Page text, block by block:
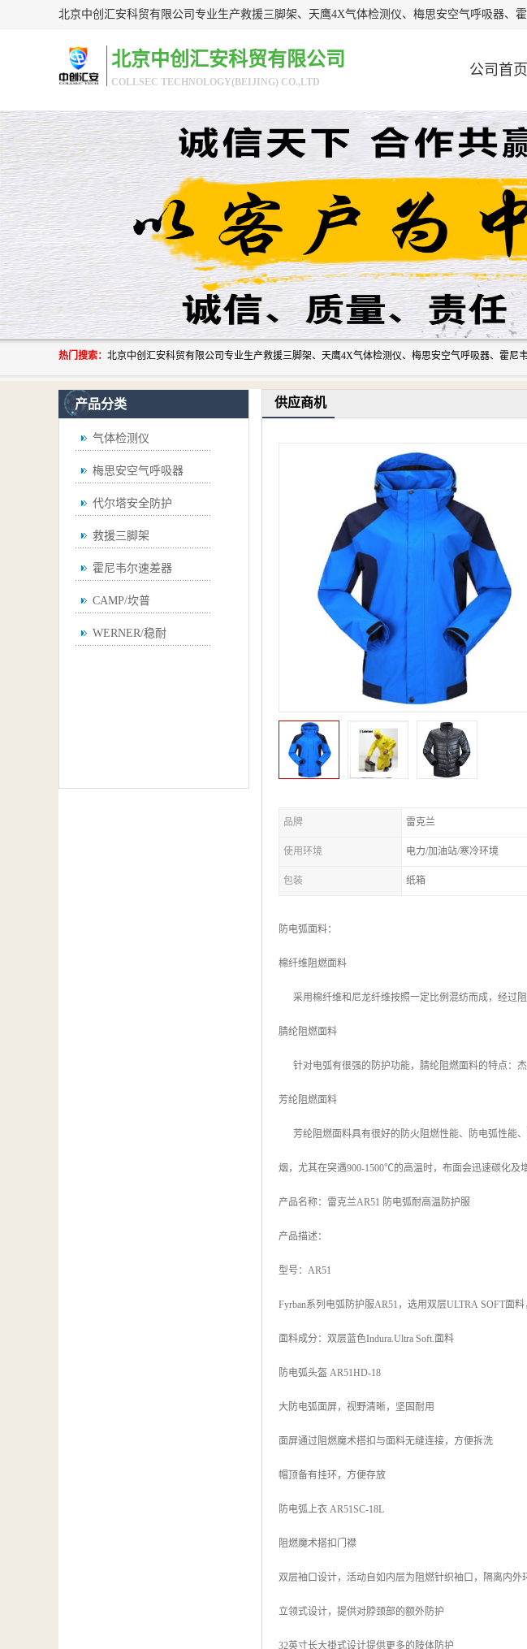
北京中创汇安科贸有限公司
COLLSEC TECHNOLOGY(BEIJING) CO.,LTD
公司首页
热门搜索：
产品分类
气体检测仪
梅思安空气呼吸器
代尔塔安全防护
救援三脚架
霍尼韦尔速差器
CAMP/坎普
WERNER/稳耐
供应商机
品牌 雷克兰
使用环境 电力/加油站/寒冷环境
包装 纸箱
防电弧面料：
棉纤维阻燃面料
采用棉纤维和尼龙纤维按照一定比例混纺而成，经过阻
腈纶阻燃面料
针对电弧有很强的防护功能，腈纶阻燃面料的特点：杰
芳纶阻燃面料
芳纶阻燃面料具有很好的防火阻燃性能、防电弧性能
烟，尤其在突遇900-1500℃的高温时，布面会迅速碳化及
产品名称：雷克兰AR51 防电弧耐高温防护服
产品描述：
型号：AR51
Fyrban系列电弧防护服AR51，选用双层ULTRA SOFT面
面料成分：双层蓝色Indura.Ultra Soft.面料
防电弧头盔 AR51HD-18
大防电弧面屏，视野清晰，坚固耐用
面屏通过阻燃魔术搭扣与面料无缝连接，方便拆洗
帽顶备有挂环，方便存放
防电弧上衣 AR51SC-18L
阻燃魔术搭扣门襟
双层袖口设计，活动自如内层为阻燃针织袖口，隔离内外
立领式设计，提供对脖颈部的额外防护
32英寸长大褂式设计提供更多的肢体防护